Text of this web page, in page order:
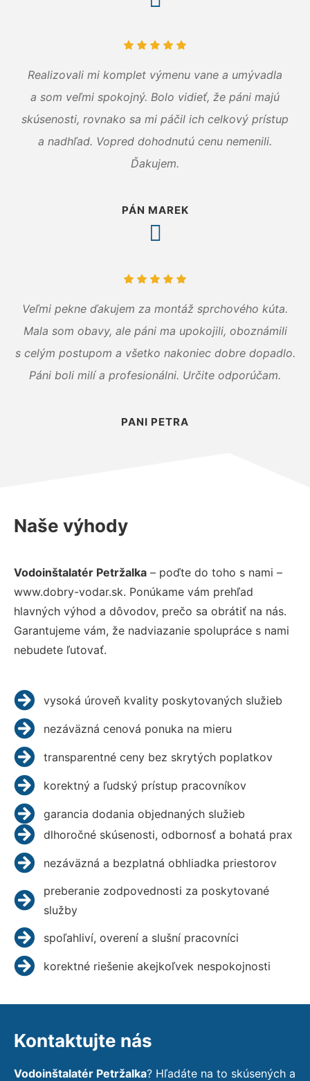
Realizovali mi komplet výmenu vane a umývadla
a som veľmi spokojný. Bolo vidieť, že páni majú
skúsenosti, rovnako sa mi páčil ich celkový prístup
a nadhľad. Vopred dohodnutú cenu nemenili.
Ďakujem.
PÁN MAREK
Veľmi pekne ďakujem za montáž sprchového kúta.
Mala som obavy, ale páni ma upokojili, oboznámili
s celým postupom a všetko nakoniec dobre dopadlo.
Páni boli milí a profesionálni. Určite odporúčam.
PANI PETRA
Naše výhody
Vodoinštalatér Petržalka – poďte do toho s nami –
www.dobry-vodar.sk. Ponúkame vám prehľad
hlavných výhod a dôvodov, prečo sa obrátiť na nás.
Garantujeme vám, že nadviazanie spolupráce s nami
nebudete ľutovať.
vysoká úroveň kvality poskytovaných služieb
nezáväzná cenová ponuka na mieru
transparentné ceny bez skrytých poplatkov
korektný a ľudský prístup pracovníkov
garancia dodania objednaných služieb
dlhoročné skúsenosti, odbornosť a bohatá prax
nezáväzná a bezplatná obhliadka priestorov
preberanie zodpovednosti za poskytované
služby
spoľahliví, overení a slušní pracovníci
korektné riešenie akejkoľvek nespokojnosti
Kontaktujte nás
Vodoinštalatér Petržalka? Hľadáte na to skúsených a